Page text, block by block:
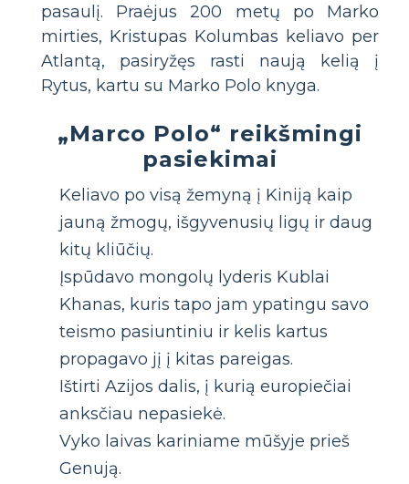
pasaulį. Praėjus 200 metų po Marko
mirties, Kristupas Kolumbas keliavo per
Atlantą, pasiryžęs rasti naują kelią į
Rytus, kartu su Marko Polo knyga.
„Marco Polo“ reikšmingi
pasiekimai
Keliavo po visą žemyną į Kiniją kaip
jauną žmogų, išgyvenusių ligų ir daug
kitų kliūčių.
Įspūdavo mongolų lyderis Kublai
Khanas, kuris tapo jam ypatingu savo
teismo pasiuntiniu ir kelis kartus
propagavo jį į kitas pareigas.
Ištirti Azijos dalis, į kurią europiečiai
anksčiau nepasiekė.
Vyko laivas kariniame mūšyje prieš
Genują.